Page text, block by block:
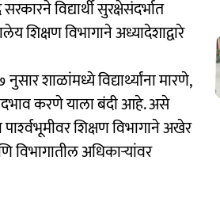
विद्यार्थी सुरक्षेसंदर्भात
शिक्षण विभागाने अध्यादेशाद्वारे
शाळांमध्ये विद्यार्थ्यांना मारणे,
करणे याला बंदी आहे. असे
पार्श्‍वभूमीवर शिक्षण विभागाने अखेर
विभागातील अधिकाऱ्यांवर